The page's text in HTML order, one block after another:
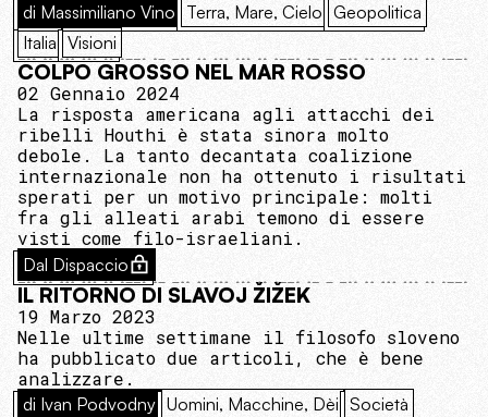
di Massimiliano Vino Terra, Mare, Cielo Geopolitica
Italia Visioni
COLPO GROSSO NEL MAR ROSSO
02 Gennaio 2024
La risposta americana agli attacchi dei
ribelli Houthi è stata sinora molto
debole. La tanto decantata coalizione
internazionale non ha ottenuto i risultati
sperati per un motivo principale: molti
fra gli alleati arabi temono di essere
visti come filo-israeliani.
Dal Dispaccio
IL RITORNO DI SLAVOJ ŽIŽEK
19 Marzo 2023
Nelle ultime settimane il filosofo sloveno
ha pubblicato due articoli, che è bene
analizzare.
di Ivan Podvodny Uomini, Macchine, Dèi Società